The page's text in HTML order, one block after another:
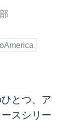
とつ、ア
スシリー